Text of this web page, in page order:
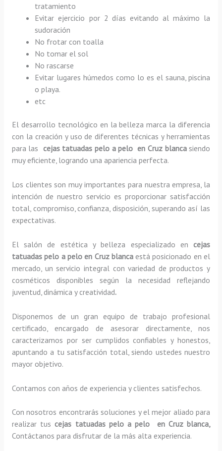
tratamiento
Evitar ejercicio por 2 días evitando al máximo la
sudoración
No frotar con toalla
No tomar el sol
No rascarse
Evitar lugares húmedos como lo es el sauna, piscina
o playa.
etc
El desarrollo tecnológico en la belleza marca la diferencia
con la creación y uso de diferentes técnicas y herramientas
para las cejas tatuadas pelo a pelo en Cruz blancasiendo
muy eficiente, logrando una apariencia perfecta.
Los clientes son muy importantes para nuestra empresa, la
intención de nuestro servicio es proporcionar satisfacción
total, compromiso, confianza, disposición, superando así las
expectativas.
El salón de estética y belleza especializado encejas
tatuadas pelo a pelo en Cruz blancaestá posicionado en el
mercado, un servicio integral con variedad de productos y
cosméticos disponibles según la necesidad reflejando
juventud, dinámica y creatividad.
Disponemos de un gran equipo de trabajo profesional
certificado, encargado de asesorar directamente, nos
caracterizamos por ser cumplidos confiables y honestos,
apuntando a tu satisfacción total, siendo ustedes nuestro
mayor objetivo.
Contamos con años de experiencia y clientes satisfechos.
Con nosotros encontrarás soluciones y el mejor aliado para
realizar tuscejas tatuadas pelo a pelo en Cruz blanca,
Contáctanos para disfrutar de la más alta experiencia.